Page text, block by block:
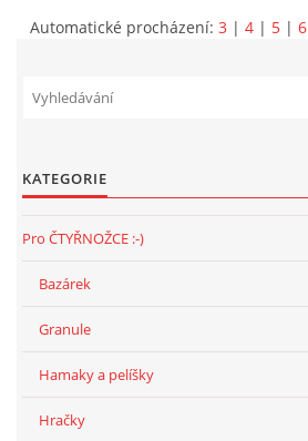
SLUŽBY
HISTORIE - 2010 - 2020
JAK NÁM POMOCI - POMÁHAJÍ NÁM :-)
Automatické procházení: 3 | 4 | 5 | 6
KATEGORIE
Pro ČTYŘNOŽCE :-)
Bazárek
Granule
Hamaky a pelíšky
Hračky